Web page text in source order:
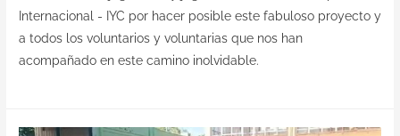
Internacional - IYC por hacer posible este fabuloso proyecto y
a todos los voluntarios y voluntarias que nos han
acompañado en este camino inolvidable.